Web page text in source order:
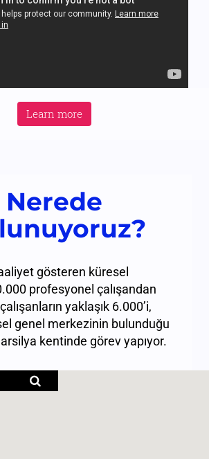
Learn more
Nerede
gösteren küresel
profesyonel çalışandan
yaklaşık 6.000’i,
genel merkezinin bulunduğu
kentinde görev yapıyor.